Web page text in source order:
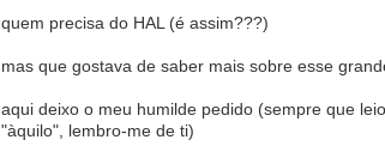
quem precisa do HAL (é assim???)
mas que gostava de saber mais sobre esse
aqui deixo o meu humilde pedido (sempre que
"àquilo", lembro-me de ti)